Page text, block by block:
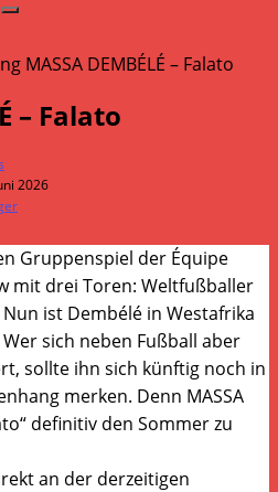
– Falato
2026
Gruppenspiel der Équipe
mit drei Toren: Weltfußballer
ist Dembélé in Westafrika
sich neben Fußball aber
sollte ihn sich künftig noch in
merken. Denn MASSA
definitiv den Sommer zu
an der derzeitigen